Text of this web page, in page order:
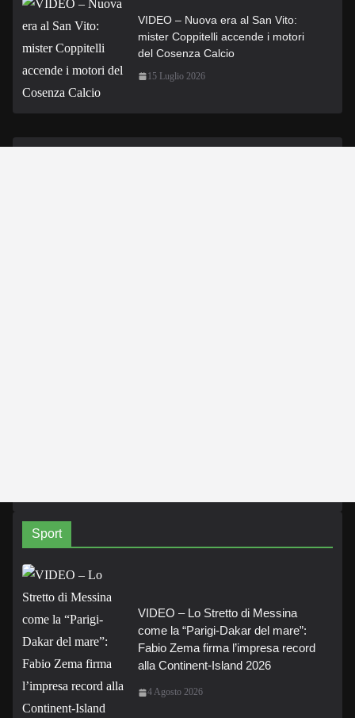
VIDEO – Nuova era al San Vito:
mister Coppitelli accende i motori
del Cosenza Calcio
15 Luglio 2026
Sport
VIDEO – Lo Stretto di Messina
come la “Parigi-Dakar del mare”:
Fabio Zema firma l’impresa record
alla Continent-Island 2026
4 Agosto 2026